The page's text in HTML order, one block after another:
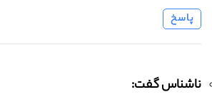
پاسخ
ناشناس گفت: